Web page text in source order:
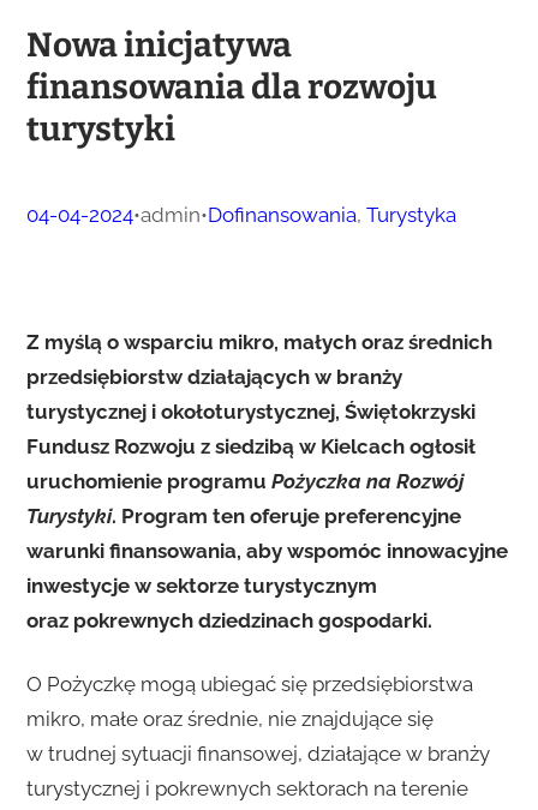
Nowa inicjatywa
finansowania dla rozwoju
turystyki
04-04-2024•admin•Dofinansowania, Turystyka
Z myślą o wsparciu mikro, małych oraz średnich
przedsiębiorstw działających w branży
turystycznej i okołoturystycznej, Świętokrzyski
Fundusz Rozwoju z siedzibą w Kielcach ogłosił
uruchomienie programu Pożyczka na Rozwój
Turystyki. Program ten oferuje preferencyjne
warunki finansowania, aby wspomóc innowacyjne
inwestycje w sektorze turystycznym
oraz pokrewnych dziedzinach gospodarki.
O Pożyczkę mogą ubiegać się przedsiębiorstwa
mikro, małe oraz średnie, nie znajdujące się
w trudnej sytuacji finansowej, działające w branży
turystycznej i pokrewnych sektorach na terenie